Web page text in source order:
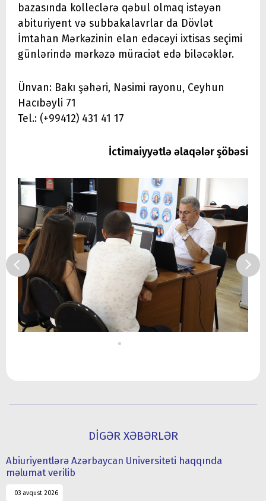
bazasında kolleclərə qəbul olmaq istəyən
abituriyent və subbakalavrlar da Dövlət
İmtahan Mərkəzinin elan edəcəyi ixtisas seçimi
günlərində mərkəzə müraciət edə biləcəklər.
Ünvan: Bakı şəhəri, Nəsimi rayonu, Ceyhun
Hacıbəyli 71
Tel.: (+99412) 431 41 17
İctimaiyyətlə əlaqələr şöbəsi
DİGƏR XƏBƏRLƏR
Abiuriyentlərə Azərbaycan Universiteti haqqında
məlumat verilib
03 avqust 2026